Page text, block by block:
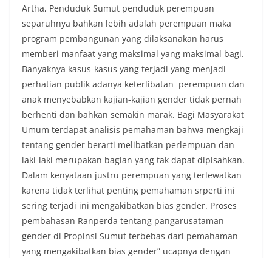
perjuangan para pahlawan yang telah merebut
kemerdekaan,” ujar Aiptu Muliyadi Suraukur saat
berdialog dengan warga.‎‎Ia juga menambahkan
agar warga memperhatikan kondisi bendera yang
akan dikibarkan, memastikan bendera dalam
keadaan bersih, tidak sobek, dan layak untuk
dikibarkan sebagai simbol kehormatan
negara.‎‎‎Selain menyampaikan imbauan terkait
bendera, kegiatan sambang DDS ini juga
dimanfaatkan sebagai sarana deteksi dini (early
warning) guna mengantisipasi potensi gangguan
keamanan dan ketertiban masyarakat
(Kamtibmas) di lingkungan tempat tinggal warga.
Melalui interaksi langsung tersebut,
Bhabinkamtibmas dapat menghimpun informasi
awal terkait situasi sosial, potensi kerawanan,
maupun hal-hal yang dapat mengganggu
kondusivitas wilayah, khususnya menjelang
perayaan HUT Kemerdekaan RI yang biasanya
diwarnai dengan berbagai kegiatan dan
keramaian warga.‎‎Dengan adanya deteksi dini ini,
Artha, Penduduk Sumut penduduk perempuan
separuhnya bahkan lebih adalah perempuan maka
program pembangunan yang dilaksanakan harus
memberi manfaat yang maksimal yang maksimal bagi.
Banyaknya kasus-kasus yang terjadi yang menjadi
perhatian publik adanya keterlibatan perempuan dan
anak menyebabkan kajian-kajian gender tidak pernah
berhenti dan bahkan semakin marak. Bagi Masyarakat
Umum terdapat analisis pemahaman bahwa mengkaji
tentang gender berarti melibatkan perlempuan dan
laki-laki merupakan bagian yang tak dapat dipisahkan.
Dalam kenyataan justru perempuan yang terlewatkan
karena tidak terlihat penting pemahaman srperti ini
sering terjadi ini mengakibatkan bias gender. Proses
pembahasan Ranperda tentang pangarusataman
gender di Propinsi Sumut terbebas dari pemahaman
yang mengakibatkan bias gender” ucapnya dengan